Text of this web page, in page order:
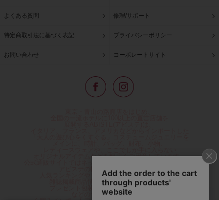
よくある質問 修理/サポート
特定商取引法に基づく表記 プライバシーポリシー
お問い合わせ コーポレートサイト
オリジナルアイテムなどを幅広くご用意しています。
アビステの幅広い商品を取り揃え、
人気ランキングやテレビなどメディア着用商品、
雑誌掲載商品情報を紹介するコンテンツ、
プレゼント包装無料や独自のポイント還元
などのサービスをご提供。